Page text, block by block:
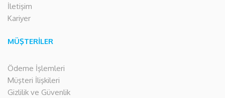
İletişim
Kariyer
MÜŞTERİLER
Ödeme İşlemleri
Müşteri İlişkileri
Gizlilik ve Güvenlik